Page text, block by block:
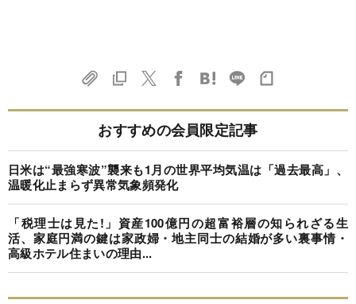
おすすめの会員限定記事
日米は“最強寒波”襲来も1月の世界平均気温は「過去最高」、
温暖化止まらず異常気象頻発化
「税理士は見た!」資産100億円の超富裕層の知られざる生
活、家庭円満の鍵は家政婦・地主同士の結婚が多い裏事情・
高級ホテル住まいの理由...